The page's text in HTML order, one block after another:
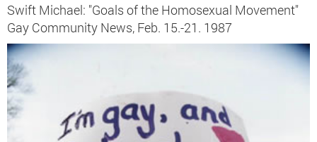
Swift Michael: "Goals of the Homosexual Movement"
Gay Community News, Feb. 15.-21. 1987